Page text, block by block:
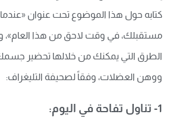
كتابه حول هذا الموضوع تحت عنوان
مستقبلك، في وقت لاحق من هذا العام»،
الطرق التي يمكنك من خلالها تحضير
ووهن العضلات، وفقاً لصحيفة التليغراف:
1- تناول تفاحة في اليوم: